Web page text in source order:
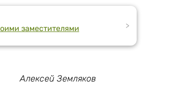
заместителями >
Алексей Земляков